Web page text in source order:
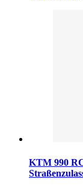
KTM 990